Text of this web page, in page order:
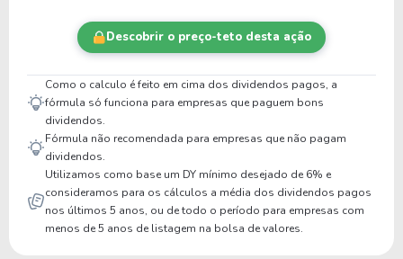
Descobrir o preço-teto desta ação
Como o calculo é feito em cima dos dividendos pagos, a
fórmula só funciona para empresas que paguem bons
dividendos.
Fórmula não recomendada para empresas que não pagam
dividendos.
Utilizamos como base um DY mínimo desejado de 6% e
consideramos para os cálculos a média dos dividendos pagos
nos últimos 5 anos, ou de todo o período para empresas com
menos de 5 anos de listagem na bolsa de valores.